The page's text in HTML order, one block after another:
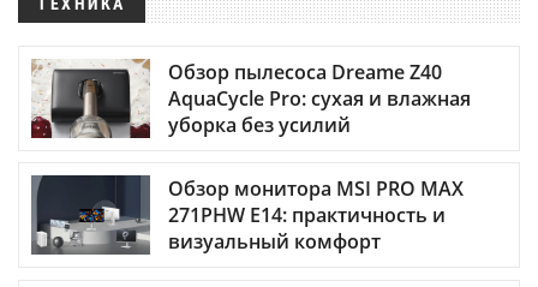
Обзор пылесоса Dreame Z40
AquaCycle Pro: сухая и влажная
уборка без усилий
Обзор монитора MSI PRO MAX
271PHW E14: практичность и
визуальный комфорт